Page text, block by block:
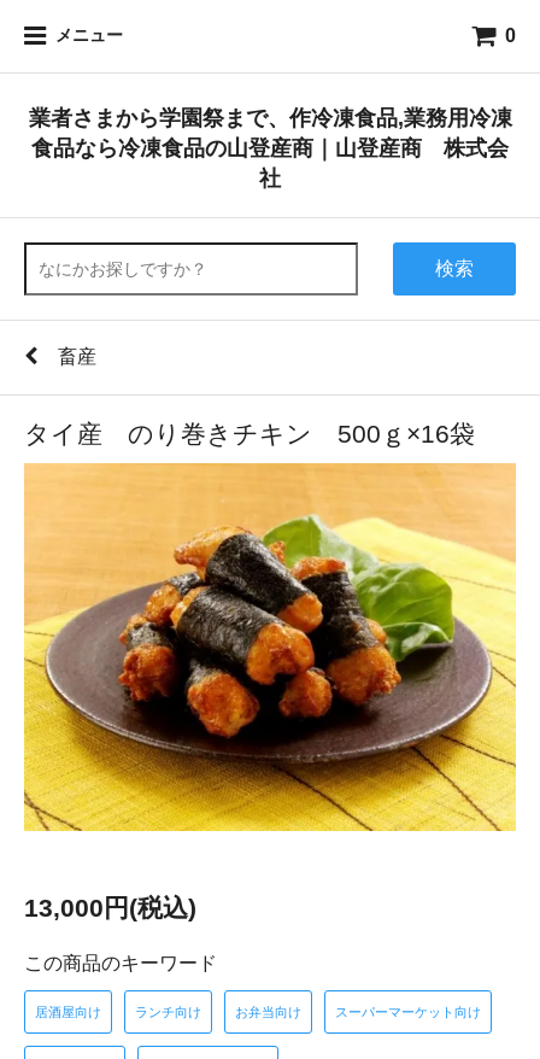
メニュー 0
業者さまから学園祭まで、作冷凍食品,業務用冷凍
食品なら冷凍食品の山登産商｜山登産商 株式会
社
検索
畜産
タイ産 のり巻きチキン 500ｇ×16袋
13,000円(税込)
この商品のキーワード
居酒屋向け ランチ向け お弁当向け スーパーマーケット向け